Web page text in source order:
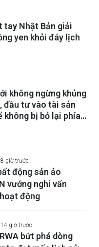
tay Nhật Bản giải
yen khỏi đáy lịch
không ngừng khủng
đầu tư vào tài sản
không bị bỏ lại phía
8 giờ trước
động sản ảo
vướng nghi vấn
động
14 giờ trước
bứt phá dòng